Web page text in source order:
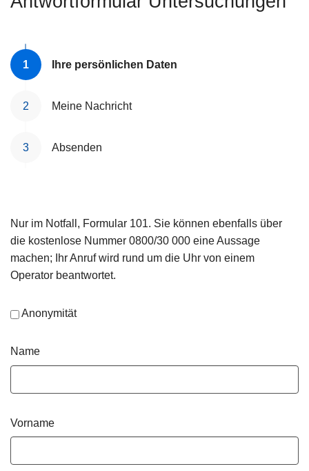
Ihre persönlichen Daten
Meine Nachricht
Absenden
Nur im Notfall, Formular 101. Sie können ebenfalls über
die kostenlose Nummer 0800/30 000 eine Aussage
machen; Ihr Anruf wird rund um die Uhr von einem
Operator beantwortet.
Anonymität
Name
Vorname